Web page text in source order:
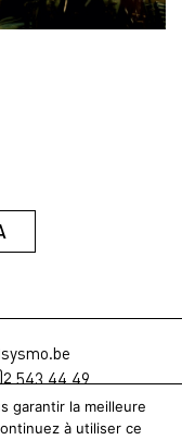
543 44 49
2026
garantir la meilleure
à utiliser ce